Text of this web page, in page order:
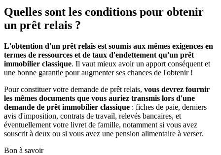
Quelles sont les conditions pour obtenir
un prêt relais ?
L'obtention d'un prêt relais est soumis aux mêmes exigences en
termes de ressources et de taux d'endettement qu'un prêt
immobilier classique. Il vaut mieux avoir un apport conséquent et
une bonne garantie pour augmenter ses chances de l'obtenir !
Pour constituer votre demande de prêt relais, vous devrez fournir
les mêmes documents que vous auriez transmis lors d'une
demande de prêt immobilier classique : fiches de paie, derniers
avis d'imposition, contrats de travail, relevés bancaires, et
éventuellement votre livret de famille, notamment si vous avez
souscrit à deux ou si vous avez une pension alimentaire à verser.
Bon à savoir